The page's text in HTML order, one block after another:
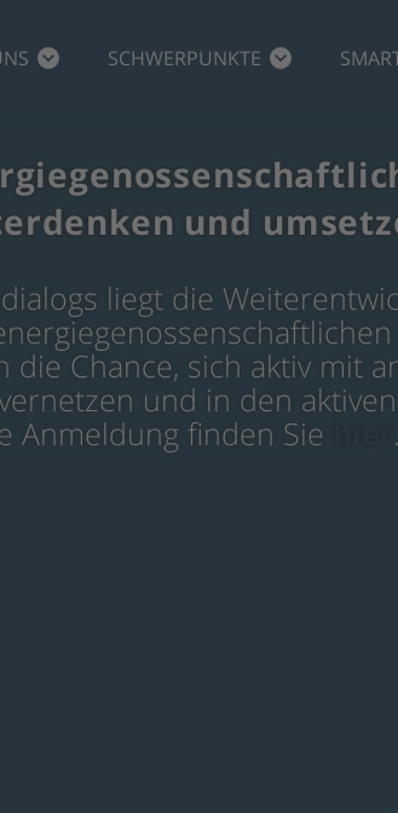
SCHWERPUNKTE
und
liegt die
die Chance, sich aktiv mit
und in den
Anmeldung finden Sie
.